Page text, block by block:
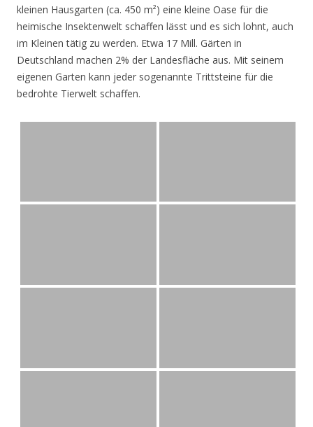
kleinen Hausgarten (ca. 450 m²) eine kleine Oase für die
heimische Insektenwelt schaffen lässt und es sich lohnt, auch
im Kleinen tätig zu werden. Etwa 17 Mill. Gärten in
Deutschland machen 2% der Landesfläche aus. Mit seinem
eigenen Garten kann jeder sogenannte Trittsteine für die
bedrohte Tierwelt schaffen.